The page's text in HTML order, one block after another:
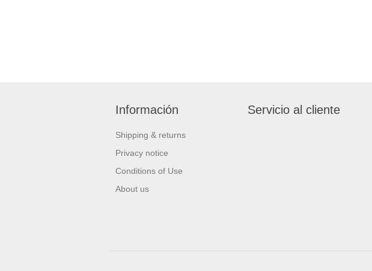
Información
Shipping & returns
Privacy notice
Conditions of Use
About us
Servicio al cliente